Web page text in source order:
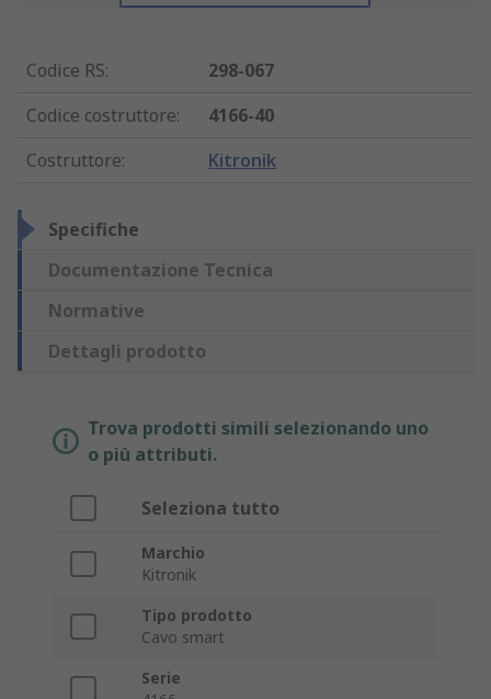
Codice RS:
298-067
Codice costruttore:
4166-40
Costruttore: Kitronik
Specifiche
Documentazione Tecnica
Normative
Dettagli prodotto
Trova prodotti simili selezionando uno
o più attributi.
Seleziona tutto
Marchio
Kitronik
Tipo prodotto
Cavo smart
Serie